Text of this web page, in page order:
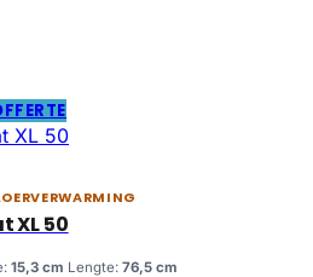
XL 50
15,3 cm Lengte: 76,5 cm